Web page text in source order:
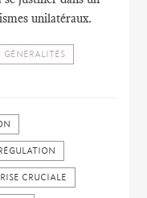
unilatéraux.
GÉNÉRALITÉS
CRUCIALE